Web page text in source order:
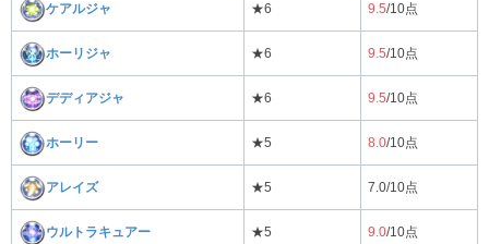
ケアルジャ ★6 9.5/10点
ホーリジャ ★6 9.5/10点
デディアジャ ★6 9.5/10点
ホーリー ★5 8.0/10点
アレイズ ★5 7.0/10点
ウルトラキュアー ★5 9.0/10点